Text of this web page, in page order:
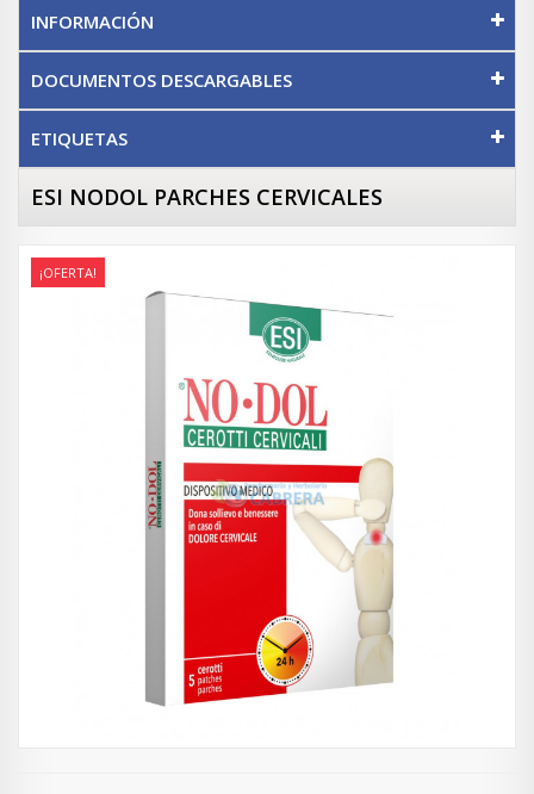
INFORMACIÓN
DOCUMENTOS DESCARGABLES
ETIQUETAS
ESI NODOL PARCHES CERVICALES
¡OFERTA!